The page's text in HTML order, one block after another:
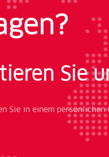
Sie
Sie in einem persönlichen